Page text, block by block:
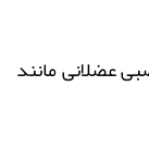
عضلانی مانند